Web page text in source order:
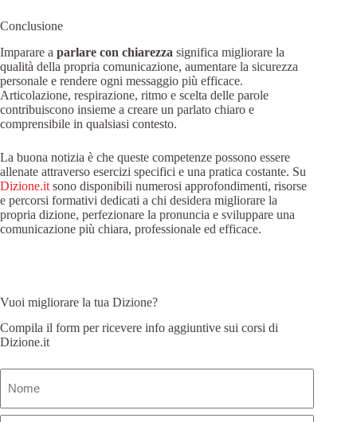
Conclusione
Imparare a parlare con chiarezza significa migliorare la
qualità della propria comunicazione, aumentare la sicurezza
personale e rendere ogni messaggio più efficace.
Articolazione, respirazione, ritmo e scelta delle parole
contribuiscono insieme a creare un parlato chiaro e
comprensibile in qualsiasi contesto.
La buona notizia è che queste competenze possono essere
allenate attraverso esercizi specifici e una pratica costante. Su
Dizione.it sono disponibili numerosi approfondimenti, risorse
e percorsi formativi dedicati a chi desidera migliorare la
propria dizione, perfezionare la pronuncia e sviluppare una
comunicazione più chiara, professionale ed efficace.
Vuoi migliorare la tua Dizione?
Compila il form per ricevere info aggiuntive sui corsi di
Dizione.it